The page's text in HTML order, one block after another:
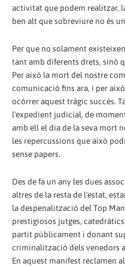
activitat que podem realitzar,
ben alt que sobreviure no és
Per que no solament
tant amb diferents drets, sinó
Per això la mort del nostre
comunicació fins ara, i per
ocórrer aquest tràgic succés.
l'expedient judicial, de
amb ell el dia de la seva mort
les repercussions que això
sense papers.
Des de fa un any les dues
altres de la resta de l'estat,
la despenalització del Top
prestigiosos jutges,
partit públicament i donant
criminalització dels venedors
En aquest manifest reclamen